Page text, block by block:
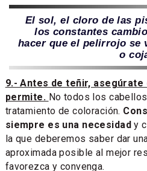
El sol, el cloro de las
los constantes
hacer que el pelirrojo se
o
9.- Antes de teñir,
permite. No todos los
tratamiento de coloración.
siempre es una necesidad y
la que deberemos saber dar
aproximada posible al mejor
favorezca y convenga.